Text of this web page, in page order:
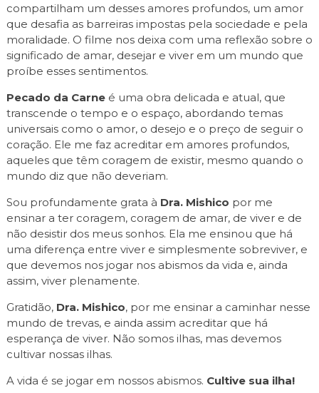
compartilham um desses amores profundos, um amor
que desafia as barreiras impostas pela sociedade e pela
moralidade. O filme nos deixa com uma reflexão sobre o
significado de amar, desejar e viver em um mundo que
proíbe esses sentimentos.
Pecado da Carneé uma obra delicada e atual, que
transcende o tempo e o espaço, abordando temas
universais como o amor, o desejo e o preço de seguir o
coração. Ele me faz acreditar em amores profundos,
aqueles que têm coragem de existir, mesmo quando o
mundo diz que não deveriam.
Sou profundamente grata à Dra. Mishico por me
ensinar a ter coragem, coragem de amar, de viver e de
não desistir dos meus sonhos. Ela me ensinou que há
uma diferença entre viver e simplesmente sobreviver, e
que devemos nos jogar nos abismos da vida e, ainda
assim, viver plenamente.
Gratidão, Dra. Mishico, por me ensinar a caminhar nesse
mundo de trevas, e ainda assim acreditar que há
esperança de viver. Não somos ilhas, mas devemos
cultivar nossas ilhas.
A vida é se jogar em nossos abismos. Cultive sua ilha!